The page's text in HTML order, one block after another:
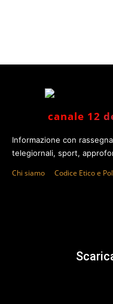
canale 12
Informazione con
telegiornali, sport,
Chi siamo Codice Etico e